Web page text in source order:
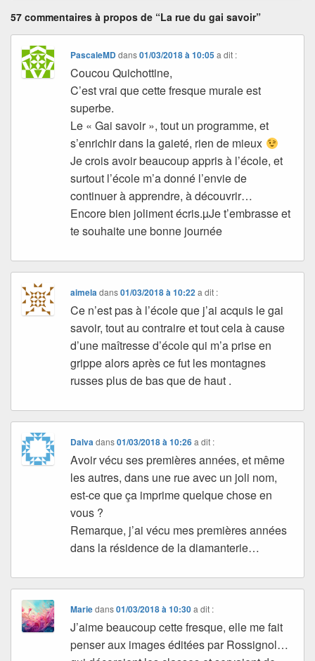
57 commentaires à propos de “La rue du gai savoir”
PascaleMDdans01/03/2018 à 10:05 a dit :
Coucou Quichottine,
C’est vrai que cette fresque murale est
superbe.
Le « Gai savoir », tout un programme, et
s’enrichir dans la gaieté, rien de mieux
Je crois avoir beaucoup appris à l’école, et
surtout l’école m’a donné l’envie de
continuer à apprendre, à découvrir…
Encore bien joliment écris.µJe t’embrasse et
te souhaite une bonne journée
aimeladans01/03/2018 à 10:22 a dit :
Ce n’est pas à l’école que j’ai acquis le gai
savoir, tout au contraire et tout cela à cause
d’une maîtresse d’école qui m’a prise en
grippe alors après ce fut les montagnes
russes plus de bas que de haut .
Dalvadans01/03/2018 à 10:26 a dit :
Avoir vécu ses premières années, et même
les autres, dans une rue avec un joli nom,
est-ce que ça imprime quelque chose en
vous ?
Remarque, j’ai vécu mes premières années
dans la résidence de la diamanterie…
Mariedans01/03/2018 à 10:30 a dit :
J’aime beaucoup cette fresque, elle me fait
penser aux images éditées par Rossignol…